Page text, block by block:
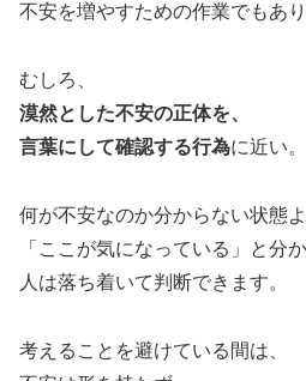
不安を増やすための作業でもあり
むしろ、
漠然とした不安の正体を、
言葉にして確認する行為に近い。
何が不安なのか分からない状態よ
「ここが気になっている」と分
人は落ち着いて判断できます。
考えることを避けている間は、